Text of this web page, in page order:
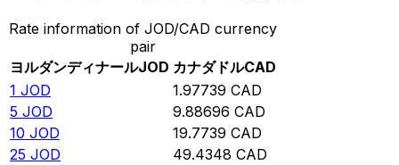
Rate information of JOD/CAD currency
pair
ヨルダンディナールJOD カナダドルCAD
1 JOD 1.97739 CAD
5 JOD 9.88696 CAD
10 JOD 19.7739 CAD
25 JOD 49.4348 CAD